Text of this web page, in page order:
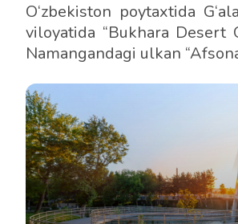
O‘zbekiston poytaxtida
viloyatida “Bukhara
Namangandagi ulkan